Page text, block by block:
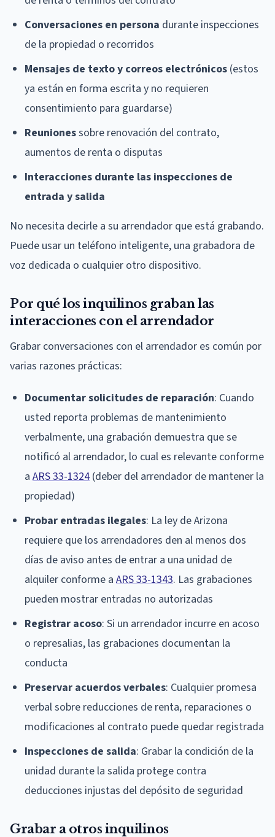
Conversaciones en persona durante inspecciones
de la propiedad o recorridos
Mensajes de texto y correos electrónicos (estos
ya están en forma escrita y no requieren
consentimiento para guardarse)
Reunionessobre renovación del contrato,
aumentos de renta o disputas
Interacciones durante las inspecciones de
entrada y salida
No necesita decirle a su arrendador que está grabando.
Puede usar un teléfono inteligente, una grabadora de
voz dedicada o cualquier otro dispositivo.
Por qué los inquilinos graban las
interacciones con el arrendador
Grabar conversaciones con el arrendador es común por
varias razones prácticas:
Documentar solicitudes de reparación: Cuando
usted reporta problemas de mantenimiento
verbalmente, una grabación demuestra que se
notificó al arrendador, lo cual es relevante conforme
a ARS 33-1324 (deber del arrendador de mantener la
propiedad)
Probar entradas ilegales: La ley de Arizona
requiere que los arrendadores den al menos dos
días de aviso antes de entrar a una unidad de
alquiler conforme a ARS 33-1343. Las grabaciones
pueden mostrar entradas no autorizadas
Registrar acoso: Si un arrendador incurre en acoso
o represalias, las grabaciones documentan la
conducta
Preservar acuerdos verbales: Cualquier promesa
verbal sobre reducciones de renta, reparaciones o
modificaciones al contrato puede quedar registrada
Inspecciones de salida: Grabar la condición de la
unidad durante la salida protege contra
deducciones injustas del depósito de seguridad
Grabar a otros inquilinos